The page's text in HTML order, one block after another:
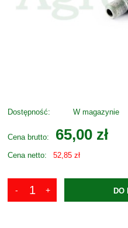
Dostępność: W magazynie
Cena brutto: 65,00 zł
Cena netto: 52,85 zł
DO